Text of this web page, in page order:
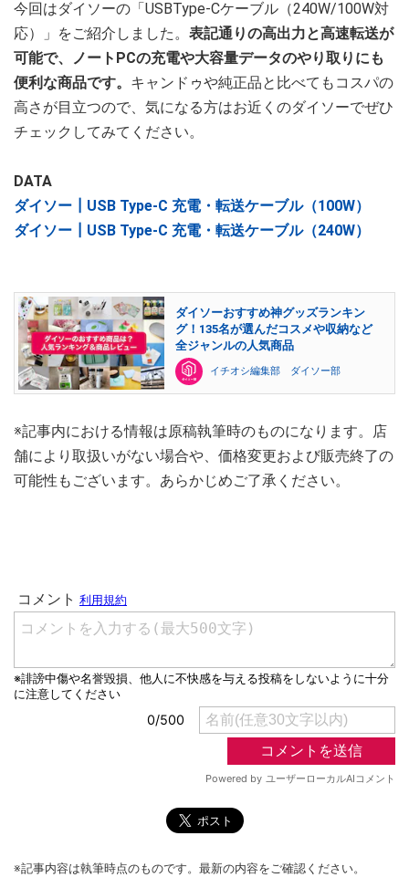
今回はダイソーの「USBType-Cケーブル（240W/100W対
応）」をご紹介しました。 表記通りの高出力と高速転送が
可能で、ノートPCの充電や大容量データのやり取りにも
便利な商品です。 キャンドゥや純正品と比べてもコスパの
高さが目立つので、気になる方はお近くのダイソーでぜひ
チェックしてみてください。
DATA
ダイソー┃USB Type-C 充電・転送ケーブル（100W）
ダイソー┃USB Type-C 充電・転送ケーブル（240W）
ダイソーおすすめ神グッズランキン
グ！135名が選んだコスメや収納など
全ジャンルの人気商品
イチオシ編集部 ダイソー部
※記事内における情報は原稿執筆時のものになります。店
舗により取扱いがない場合や、価格変更および販売終了の
可能性もございます。あらかじめご了承ください。
※記事内容は執筆時点のものです。最新の内容をご確認ください。